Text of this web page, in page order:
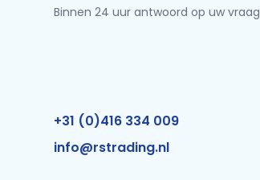
Binnen 24 uur antwoord op uw vraag
+31 (0)416 334 009
info@rstrading.nl